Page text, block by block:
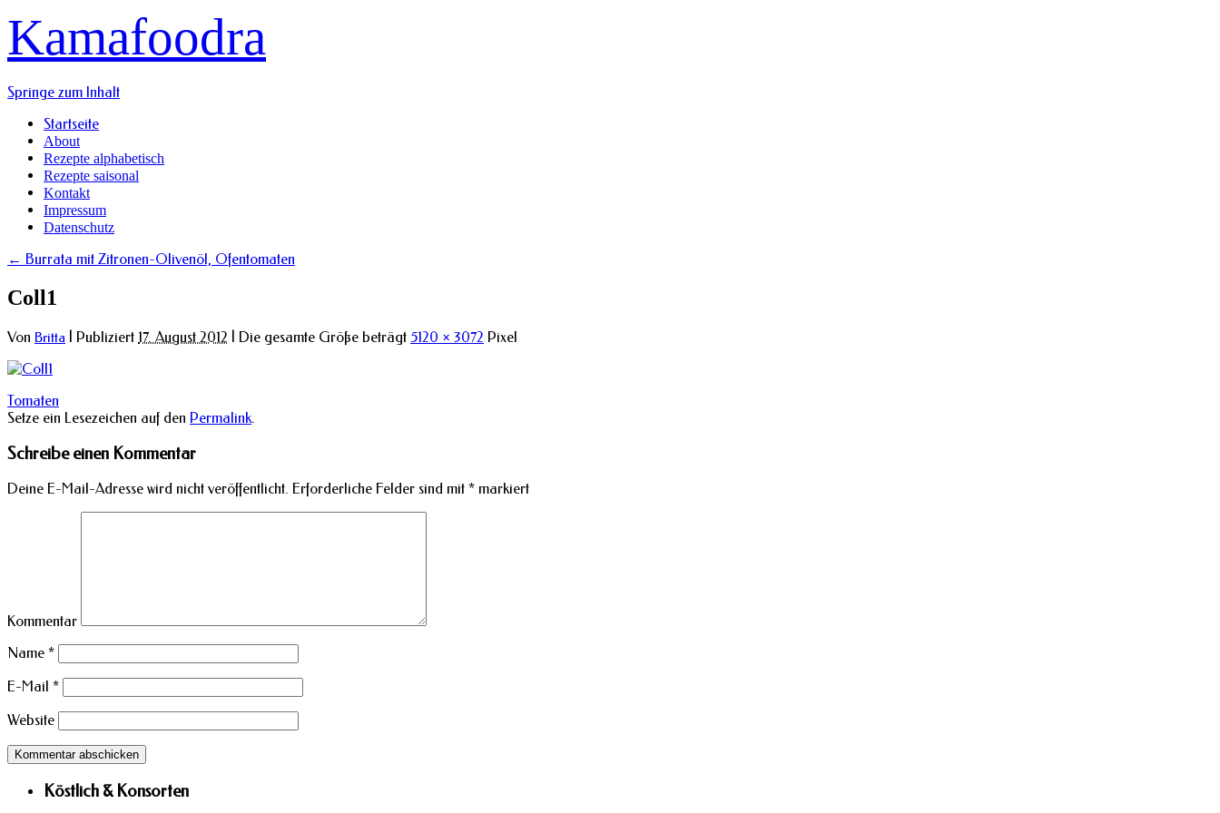
Kamafoodra
Springe zum Inhalt
Startseite
About
Rezepte alphabetisch
Rezepte saisonal
Kontakt
Impressum
Datenschutz
← Burrata mit Zitronen-Olivenöl, Ofentomaten
Coll1
Von Britta Publiziert 17. August 2012 Die gesamte Größe beträgt 5120 × 3072 Pixel
Tomaten
Setze ein Lesezeichen auf den Permalink.
Schreibe einen Kommentar
Deine E-Mail-Adresse wird nicht veröffentlicht. Erforderliche Felder sind mit * markiert
Kommentar
Name *
E-Mail *
Website
Köstlich & Konsorten